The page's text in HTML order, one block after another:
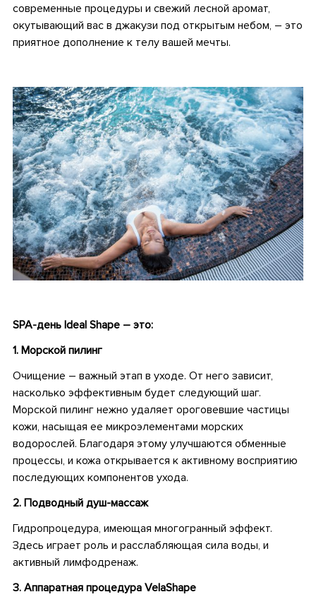
современные процедуры и свежий лесной аромат,
окутывающий вас в джакузи под открытым небом, – это
приятное дополнение к телу вашей мечты.
SPA-деньIdeal Shape – это:
1. Морской пилинг
Очищение – важный этап в уходе. От него зависит,
насколько эффективным будет следующий шаг.
Морской пилинг нежно удаляет ороговевшие частицы
кожи, насыщая ее микроэлементами морских
водорослей. Благодаря этому улучшаются обменные
процессы, и кожа открывается к активному восприятию
последующих компонентов ухода.
2. Подводный душ-массаж
Гидропроцедура, имеющая многогранный эффект.
Здесь играет роль и расслабляющая сила воды, и
активный лимфодренаж.
3. Аппаратная процедура VelaShape